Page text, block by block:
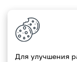
Для улучшения